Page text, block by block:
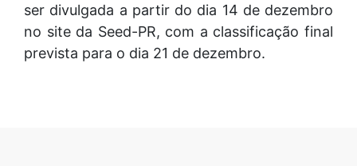
ser divulgada a partir do dia 14 de dezembro
no site da Seed-PR, com a classificação final
prevista para o dia 21 de dezembro.